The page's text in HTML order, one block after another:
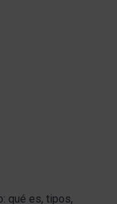
qué es, tipos,